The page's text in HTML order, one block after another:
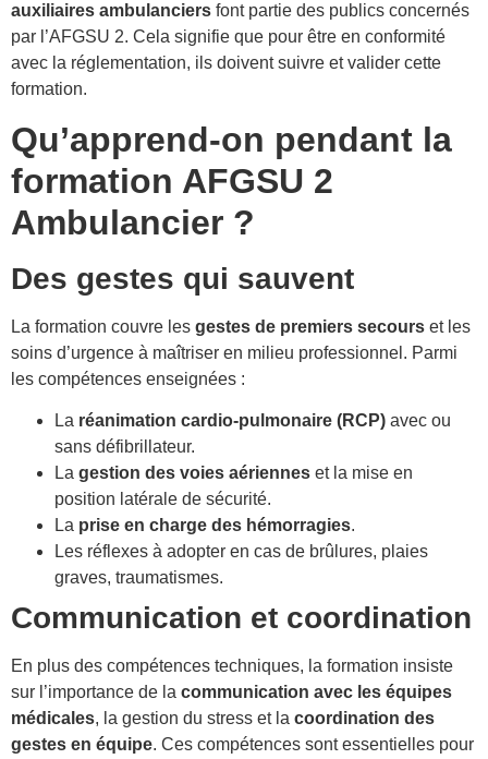
auxiliaires ambulanciers font partie des publics concernés
par l’AFGSU 2. Cela signifie que pour être en conformité
avec la réglementation, ils doivent suivre et valider cette
formation.
Qu’apprend-on pendant la
formation AFGSU 2
Ambulancier ?
Des gestes qui sauvent
La formation couvre les gestes de premiers secours et les
soins d’urgence à maîtriser en milieu professionnel. Parmi
les compétences enseignées :
La réanimation cardio-pulmonaire (RCP) avec ou
sans défibrillateur.
La gestion des voies aériennes et la mise en
position latérale de sécurité.
La prise en charge des hémorragies.
Les réflexes à adopter en cas de brûlures, plaies
graves, traumatismes.
Communication et coordination
En plus des compétences techniques, la formation insiste
sur l’importance de la communication avec les équipes
médicales, la gestion du stress et la coordination des
gestes en équipe. Ces compétences sont essentielles pour